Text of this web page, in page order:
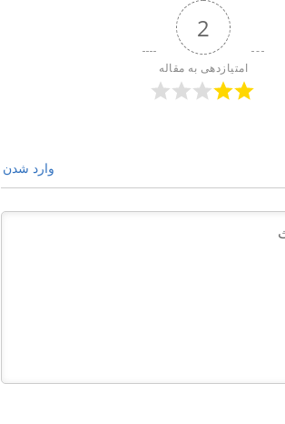
2
امتیازدهی به مقاله
وارد شدن